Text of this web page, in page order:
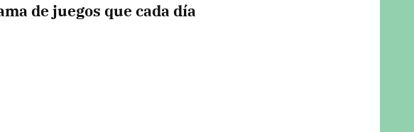
de juegos que cada día